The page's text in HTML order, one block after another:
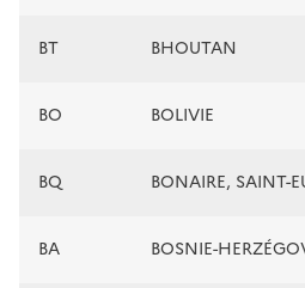
BT BHOUTAN
BO BOLIVIE
BQ BONAIRE, SAINT-
BA BOSNIE-